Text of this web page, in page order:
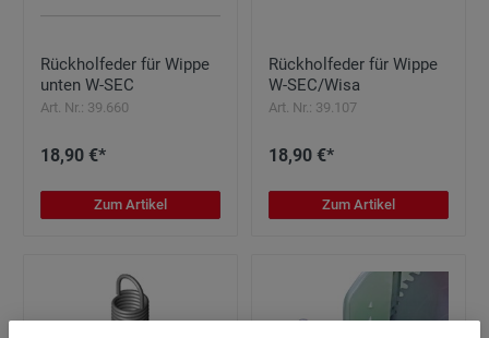
Rückholfeder für Wippe
unten W-SEC
Art. Nr.: 39.660
18,90 €*
Zum Artikel
Rückholfeder für Wippe
W-SEC/Wisa
Art. Nr.: 39.107
18,90 €*
Zum Artikel